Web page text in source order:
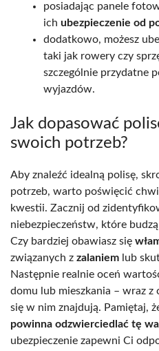
posiadając panele
ich ubezpieczenie od
dodatkowo, możesz
taki jak rowery czy
szczególnie przydatne
wyjazdów.
Jak dopasować
swoich potrzeb?
Aby znaleźć idealną polisę,
potrzeb, warto poświęcić
kwestii. Zacznij od
niebezpieczeństw, które
Czy bardziej obawiasz się
związanych z zalaniem lub
Następnie realnie oceń
domu lub mieszkania – wraz
się w nim znajdują. Pamiętaj,
powinna odzwierciedlać tę
ubezpieczenie zapewni Ci